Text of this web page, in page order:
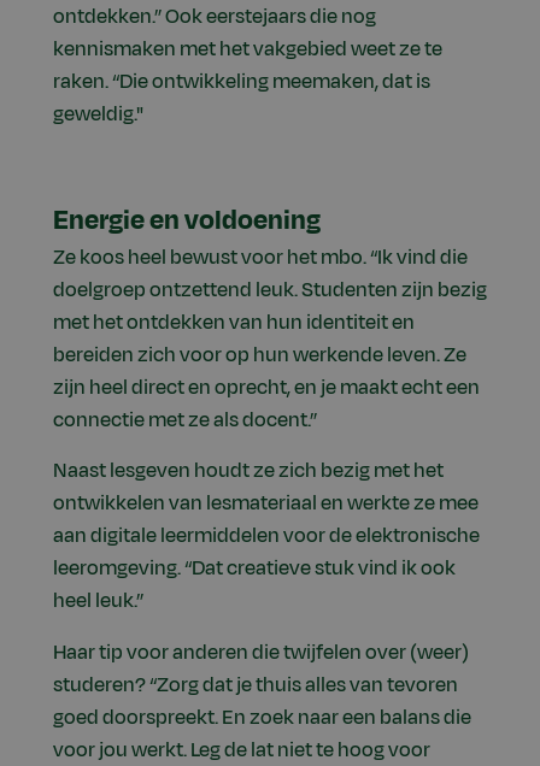
ontdekken.” Ook eerstejaars die nog
kennismaken met het vakgebied weet ze te
raken. “Die ontwikkeling meemaken, dat is
geweldig."
Energie en voldoening
Ze koos heel bewust voor het mbo. “Ik vind die
doelgroep ontzettend leuk. Studenten zijn bezig
met het ontdekken van hun identiteit en
bereiden zich voor op hun werkende leven. Ze
zijn heel direct en oprecht, en je maakt echt een
connectie met ze als docent.”
Naast lesgeven houdt ze zich bezig met het
ontwikkelen van lesmateriaal en werkte ze mee
aan digitale leermiddelen voor de elektronische
leeromgeving. “Dat creatieve stuk vind ik ook
heel leuk.”
Haar tip voor anderen die twijfelen over (weer)
studeren? “Zorg dat je thuis alles van tevoren
goed doorspreekt. En zoek naar een balans die
voor jou werkt. Leg de lat niet te hoog voor